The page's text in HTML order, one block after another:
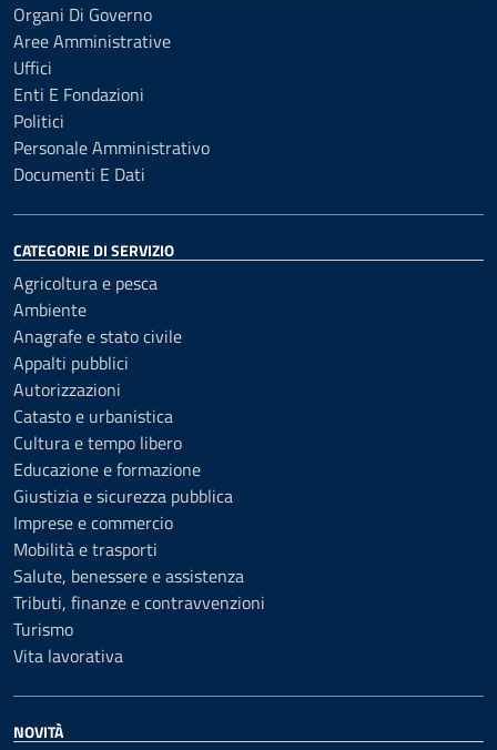
Organi Di Governo
Aree Amministrative
Uffici
Enti E Fondazioni
Politici
Personale Amministrativo
Documenti E Dati
CATEGORIE DI SERVIZIO
Agricoltura e pesca
Ambiente
Anagrafe e stato civile
Appalti pubblici
Autorizzazioni
Catasto e urbanistica
Cultura e tempo libero
Educazione e formazione
Giustizia e sicurezza pubblica
Imprese e commercio
Mobilità e trasporti
Salute, benessere e assistenza
Tributi, finanze e contravvenzioni
Turismo
Vita lavorativa
NOVITÀ